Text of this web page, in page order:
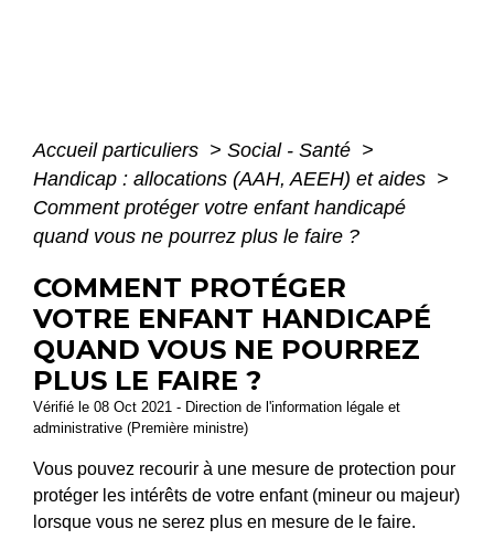
Accueil particuliers > Social - Santé >
Handicap : allocations (AAH, AEEH) et aides >
Comment protéger votre enfant handicapé
quand vous ne pourrez plus le faire ?
COMMENT PROTÉGER
VOTRE ENFANT HANDICAPÉ
QUAND VOUS NE POURREZ
PLUS LE FAIRE ?
Vérifié le 08 Oct 2021 - Direction de l'information légale et
administrative (Première ministre)
Vous pouvez recourir à une mesure de protection pour
protéger les intérêts de votre enfant (mineur ou majeur)
lorsque vous ne serez plus en mesure de le faire.